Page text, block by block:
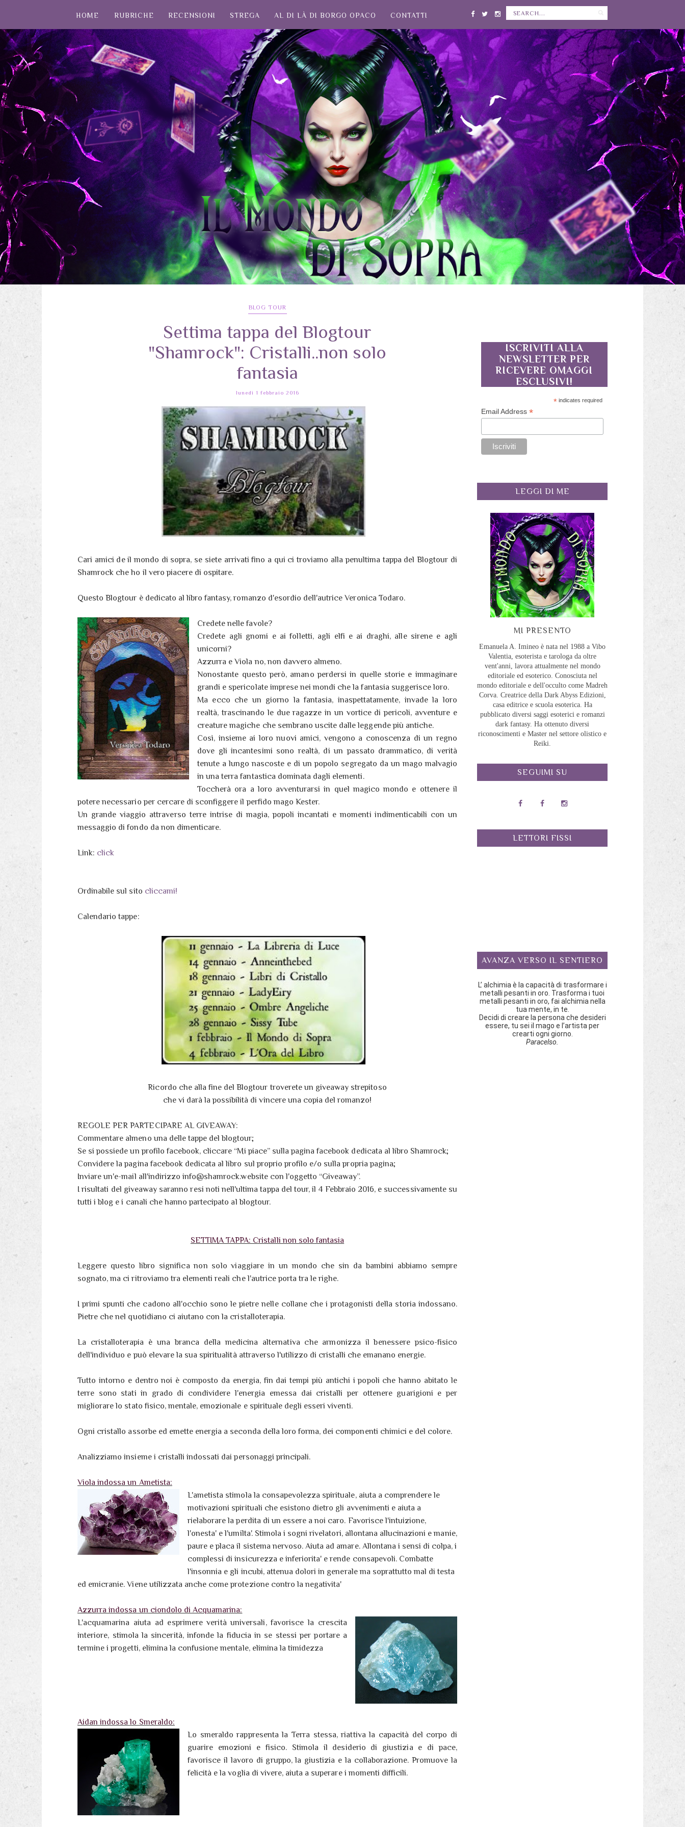
HOME RUBRICHE RECENSIONI STREGA AL DI LÀ DI BORGO OPACO CONTATTI
BLOG TOUR
Settima tappa del Blogtour
"Shamrock": Cristalli..non solo
fantasia
lunedì 1 febbraio 2016
Cari amici de il mondo di sopra, se siete arrivati fino a qui ci troviamo alla penultima tappa del Blogtour di
Shamrock che ho il vero piacere di ospitare.
Questo Blogtour è dedicato al libro fantasy, romanzo d'esordio dell'autrice Veronica Todaro.
Credete nelle favole?
Credete agli gnomi e ai folletti, agli elfi e ai draghi, alle sirene e agli
unicorni?
Azzurra e Viola no, non davvero almeno.
Nonostante questo però, amano perdersi in quelle storie e immaginare
grandi e spericolate imprese nei mondi che la fantasia suggerisce loro.
Ma ecco che un giorno la fantasia, inaspettatamente, invade la loro
realtà, trascinando le due ragazze in un vortice di pericoli, avventure e
creature magiche che sembrano uscite dalle leggende più antiche.
Così, insieme ai loro nuovi amici, vengono a conoscenza di un regno
dove gli incantesimi sono realtà, di un passato drammatico, di verità
tenute a lungo nascoste e di un popolo segregato da un mago malvagio
in una terra fantastica dominata dagli elementi.
Toccherà ora a loro avventurarsi in quel magico mondo e ottenere il
potere necessario per cercare di sconfiggere il perfido mago Kester.
Un grande viaggio attraverso terre intrise di magia, popoli incantati e momenti indimenticabili con un
messaggio di fondo da non dimenticare.
Link: click
Ordinabile sul sito cliccami!
Calendario tappe:
Ricordo che alla fine del Blogtour troverete un giveaway strepitoso
che vi darà la possibilità di vincere una copia del romanzo!
REGOLE PER PARTECIPARE AL GIVEAWAY:
Commentare almeno una delle tappe del blogtour;
Se si possiede un profilo facebook, cliccare “Mi piace” sulla pagina facebook dedicata al libro Shamrock;
Convidere la pagina facebook dedicata al libro sul proprio profilo e/o sulla propria pagina;
Inviare un'e-mail all'indirizzo info@shamrock.website con l'oggetto “Giveaway”.
I risultati del giveaway saranno resi noti nell'ultima tappa del tour, il 4 Febbraio 2016, e successivamente su
tutti i blog e i canali che hanno partecipato al blogtour.
SETTIMA TAPPA: Cristalli non solo fantasia
Leggere questo libro significa non solo viaggiare in un mondo che sin da bambini abbiamo sempre
sognato, ma ci ritroviamo tra elementi reali che l'autrice porta tra le righe.
I primi spunti che cadono all'occhio sono le pietre nelle collane che i protagonisti della storia indossano.
Pietre che nel quotidiano ci aiutano con la cristalloterapia.
La cristalloterapia è una branca della medicina alternativa che armonizza il benessere psico-fisico
dell'individuo e può elevare la sua spiritualità attraverso l'utilizzo di cristalli che emanano energie.
Tutto intorno e dentro noi è composto da energia, fin dai tempi più antichi i popoli che hanno abitato le
terre sono stati in grado di condividere l'energia emessa dai cristalli per ottenere guarigioni e per
migliorare lo stato fisico, mentale, emozionale e spirituale degli esseri viventi.
Ogni cristallo assorbe ed emette energia a seconda della loro forma, dei componenti chimici e del colore.
Analizziamo insieme i cristalli indossati dai personaggi principali.
Viola indossa un Ametista:
L'ametista stimola la consapevolezza spirituale, aiuta a comprendere le
motivazioni spirituali che esistono dietro gli avvenimenti e aiuta a
rielaborare la perdita di un essere a noi caro. Favorisce l'intuizione,
l'onesta' e l'umilta'. Stimola i sogni rivelatori, allontana allucinazioni e manie,
paure e placa il sistema nervoso. Aiuta ad amare. Allontana i sensi di colpa, i
complessi di insicurezza e inferiorita' e rende consapevoli. Combatte
l'insonnia e gli incubi, attenua dolori in generale ma soprattutto mal di testa
ed emicranie. Viene utilizzata anche come protezione contro la negativita'
Azzurra indossa un ciondolo di Acquamarina:
L'acquamarina aiuta ad esprimere verità universali, favorisce la crescita
interiore, stimola la sincerità, infonde la fiducia in se stessi per portare a
termine i progetti, elimina la confusione mentale, elimina la timidezza
Aidan indossa lo Smeraldo:
Lo smeraldo rappresenta la Terra stessa, riattiva la capacità del corpo di
guarire emozioni e fisico. Stimola il desiderio di giustizia e di pace,
favorisce il lavoro di gruppo, la giustizia e la collaborazione. Promuove la
felicità e la voglia di vivere, aiuta a superare i momenti difficili.
ISCRIVITI ALLA
NEWSLETTER PER
RICEVERE OMAGGI
ESCLUSIVI!
* indicates required
Email Address *
LEGGI DI ME
MI PRESENTO
Emanuela A. Imineo è nata nel 1988 a Vibo
Valentia, esoterista e tarologa da oltre
vent'anni, lavora attualmente nel mondo
editoriale ed esoterico. Conosciuta nel
mondo editoriale e dell'occulto come Madreh
Corva. Creatrice della Dark Abyss Edizioni,
casa editrice e scuola esoterica. Ha
pubblicato diversi saggi esoterici e romanzi
dark fantasy. Ha ottenuto diversi
riconoscimenti e Master nel settore olistico e
Reiki.
SEGUIMI SU
LETTORI FISSI
AVANZA VERSO IL SENTIERO
L’ alchimia è la capacità di trasformare i
metalli pesanti in oro. Trasforma i tuoi
metalli pesanti in oro, fai alchimia nella
tua mente, in te.
Decidi di creare la persona che desideri
essere, tu sei il mago e l’artista per
crearti ogni giorno.
Paracelso.